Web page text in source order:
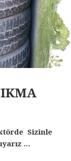
Sizinle
…